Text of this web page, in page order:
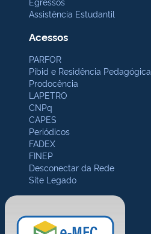
Assistência Estudantil
Acessos
PARFOR
Pibid e Residência Pedagógica
Prodocência
LAPETRO
CNPq
CAPES
Periódicos
FADEX
FINEP
Desconectar da Rede
Site Legado